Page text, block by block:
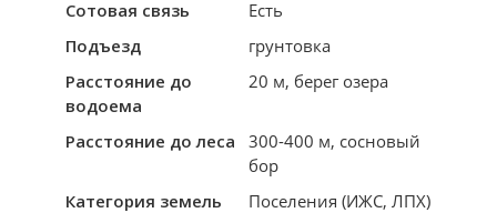
Сотовая связь
Есть
Подъезд
грунтовка
Расстояние до
водоема
20 м, берег озера
Расстояние до леса
300-400 м, сосновый
бор
Категория земель
Поселения (ИЖС, ЛПХ)